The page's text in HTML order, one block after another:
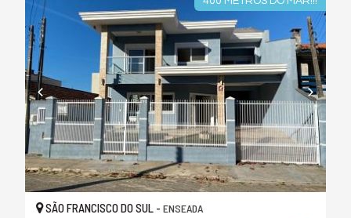
SÃO FRANCISCO DO SUL - ENSEADA